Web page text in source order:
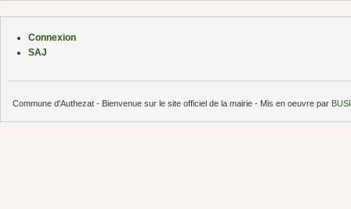
Connexion
SAJ
Commune d'Authezat - Bienvenue sur le site officiel de la mairie - Mis en oeuvre par